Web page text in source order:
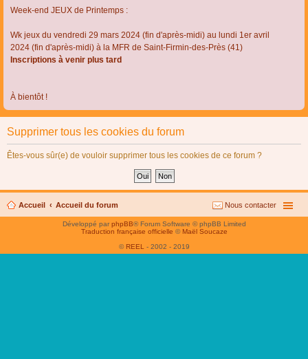
Week-end JEUX de Printemps :
Wk jeux du vendredi 29 mars 2024 (fin d'après-midi) au lundi 1er avril
2024 (fin d'après-midi) à la MFR de Saint-Firmin-des-Près (41)
Inscriptions à venir plus tard
À bientôt !
Supprimer tous les cookies du forum
Êtes-vous sûr(e) de vouloir supprimer tous les cookies de ce forum ?
Accueil Accueil du forum Nous contacter
Développé parphpBB® Forum Software © phpBB Limited
Traduction française officielle © Maël Soucaze
© REEL - 2002 - 2019